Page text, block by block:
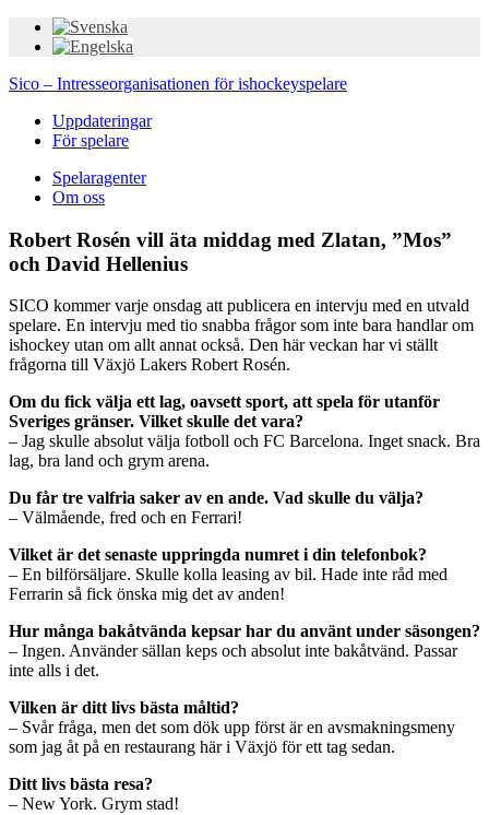
Sico – Intresseorganisationen för ishockeyspelare
Uppdateringar
För spelare
Spelaragenter
Om oss
Robert Rosén vill äta middag med Zlatan, ”Mos”
och David Hellenius
SICO kommer varje onsdag att publicera en intervju med en utvald
spelare. En intervju med tio snabba frågor som inte bara handlar om
ishockey utan om allt annat också. Den här veckan har vi ställt
frågorna till Växjö Lakers Robert Rosén.
Om du fick välja ett lag, oavsett sport, att spela för utanför
Sveriges gränser. Vilket skulle det vara?
– Jag skulle absolut välja fotboll och FC Barcelona. Inget snack. Bra
lag, bra land och grym arena.
Du får tre valfria saker av en ande. Vad skulle du välja?
– Välmående, fred och en Ferrari!
Vilket är det senaste uppringda numret i din telefonbok?
– En bilförsäljare. Skulle kolla leasing av bil. Hade inte råd med
Ferrarin så fick önska mig det av anden!
Hur många bakåtvända kepsar har du använt under säsongen?
– Ingen. Använder sällan keps och absolut inte bakåtvänd. Passar
inte alls i det.
Vilken är ditt livs bästa måltid?
– Svår fråga, men det som dök upp först är en avsmakningsmeny
som jag åt på en restaurang här i Växjö för ett tag sedan.
Ditt livs bästa resa?
– New York. Grym stad!